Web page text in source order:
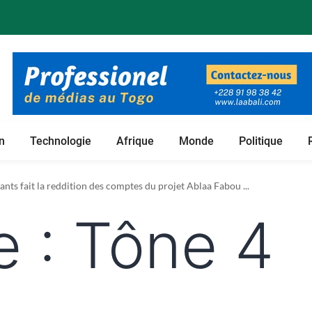
Technologie Afrique Monde Politique
fait la reddition des comptes du projet Ablaa Fabou ...
: Tône 4